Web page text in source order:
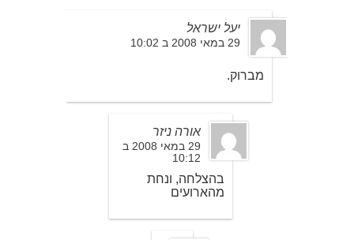
יעל ישראל
29 במאי 2008 ב 10:02
מברוק.
אורה ניזר
29 במאי 2008 ב
10:12
בהצלחה, ונחת
מהארועים